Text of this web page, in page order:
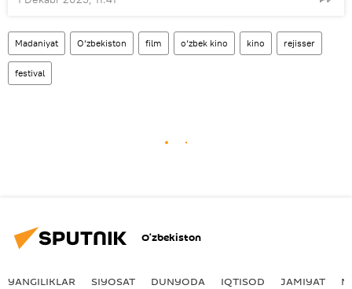
Madaniyat O‘zbekiston film o‘zbek kino kino rejisser
festival
O‘zbekiston
YANGILIKLAR SIYOSAT DUNYODA IQTISOD JAMIYAT